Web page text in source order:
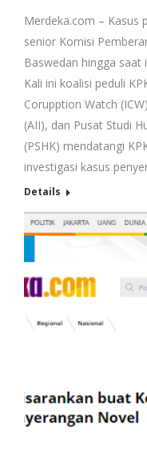
Merdeka.com – Kasus
senior Komisi
Baswedan hingga
Kali ini koalisi peduli
Corupption Watch
(AII), dan Pusat Studi
(PSHK) mendatangi
investigasi kasus
Details